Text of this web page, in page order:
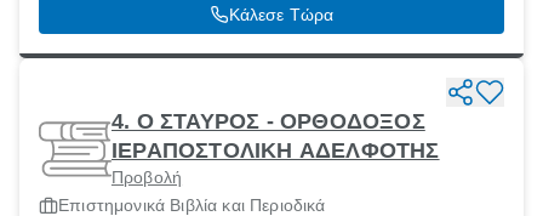
Κάλεσε Τώρα
4. Ο ΣΤΑΥΡΟΣ - ΟΡΘΟΔΟΞΟΣ
ΙΕΡΑΠΟΣΤΟΛΙΚΗ ΑΔΕΛΦΟΤΗΣ
Προβολή
Επιστημονικά Βιβλία και Περιοδικά